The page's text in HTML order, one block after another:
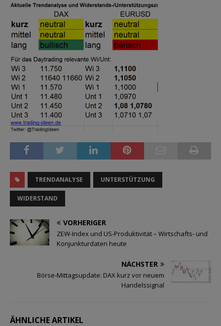
TRENDANALYSE UNTERSTÜTZUNG
WIDERSTAND
VORHERIGER
ZEW-Index und US-Produktivität – Wirtschafts- und
Konjunkturdaten heute
NÄCHSTER
Börse-Mittagsupdate: DAX kurz vor neuem
Handelssignal
ÄHNLICHE ARTIKEL